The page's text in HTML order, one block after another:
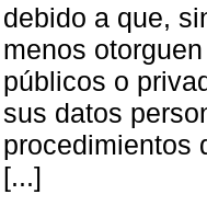
debido a que,
menos
públicos o
sus datos
procedimientos
[...]